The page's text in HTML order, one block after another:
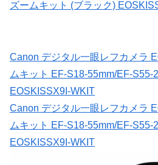
ズームキット (ブラック)
Canon デジタル一眼レフカメラ
ムキット EF-S18-55mm/EF-S55-
EOSKISSX9I-WKIT
Canon デジタル一眼レフカメラ
ムキット EF-S18-55mm/EF-S55-
EOSKISSX9I-WKIT